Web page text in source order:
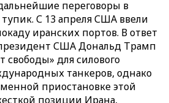
переговоры в
С 13 апреля США ввели
иранских портов. В ответ
США Дональд Трамп
свободы» для силового
танкеров, однако
приостановке этой
позиции Ирана,